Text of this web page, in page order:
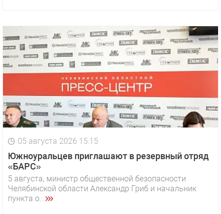
05 августа 2026 15:15
Южноуральцев приглашают в резервный отряд
«БАРС»
5 августа, министр общественной безопасности
Челябинской области Александр Гриб и начальник
пункта о...